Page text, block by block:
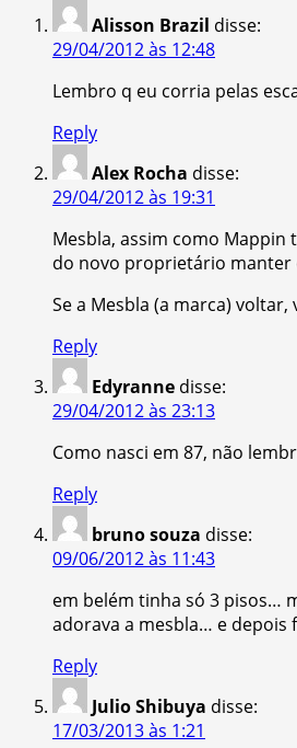
Alisson Brazil disse:
29/04/2012 às 12:48
Lembro q eu corria pelas
Reply
Alex Rocha disse:
29/04/2012 às 19:31
Mesbla, assim como
do novo proprietário manter
Se a Mesbla (a marca)
Reply
Edyranne disse:
29/04/2012 às 23:13
Como nasci em 87, não
Reply
bruno souza disse:
09/06/2012 às 11:43
em belém tinha só 3 pisos…
adorava a mesbla… e
Reply
Julio Shibuya disse:
17/03/2013 às 1:21